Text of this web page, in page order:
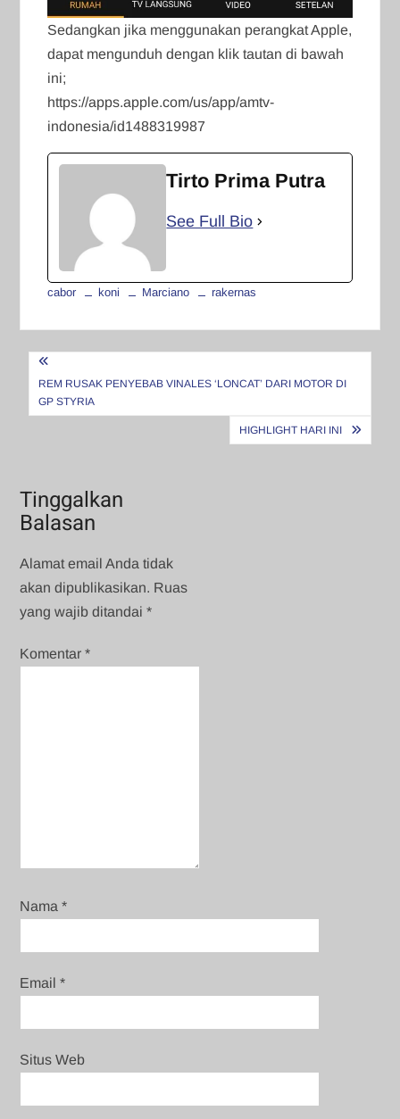
Sedangkan jika menggunakan perangkat Apple,
dapat mengunduh dengan klik tautan di bawah
ini;
https://apps.apple.com/us/app/amtv-
indonesia/id1488319987
Tirto Prima Putra
See Full Bio
cabor koni Marciano rakernas
Navigasi
pos
REM RUSAK PENYEBAB VINALES ‘LONCAT’ DARI MOTOR DI
GP STYRIA
HIGHLIGHT HARI INI
Tinggalkan
Balasan
Alamat email Anda tidak
akan dipublikasikan. Ruas
yang wajib ditandai*
Komentar*
Nama*
Email*
Situs Web